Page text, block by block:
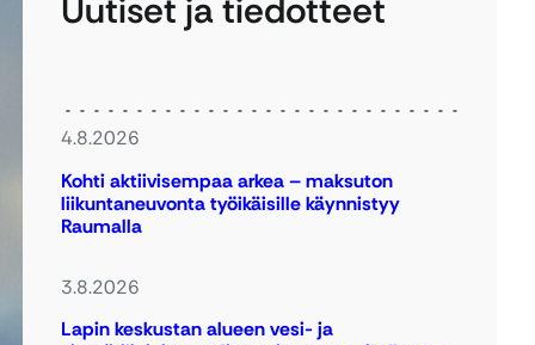
Uutiset ja tiedotteet
4.8.2026
Kohti aktiivisempaa arkea – maksuton
liikuntaneuvonta työikäisille käynnistyy
Raumalla
3.8.2026
Lapin keskustan alueen vesi- ja